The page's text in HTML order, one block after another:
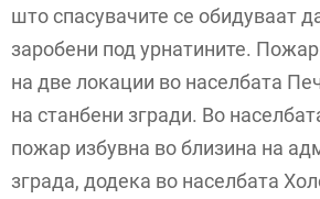
што спасувачите се обидуваат
заробени под урнатините.
на две локации во населбата
на станбени згради. Во
пожар избувна во близина на
зграда, додека во населбата